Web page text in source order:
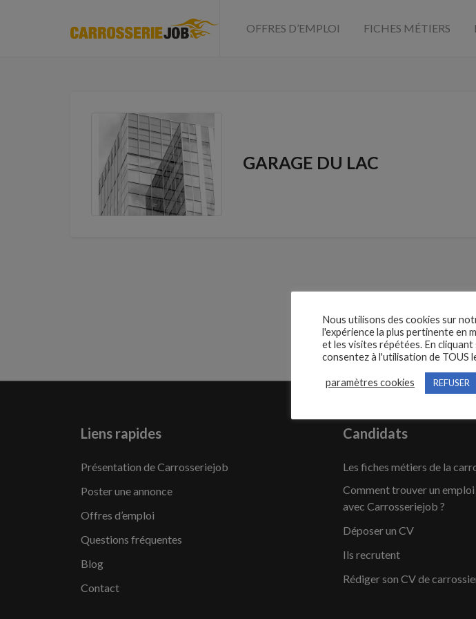
OFFRES D’EMPLOI FICHES MÉTIERS
GARAGE DU LAC
Liens rapides
Présentation de Carrosseriejob
Poster une annonce
Offres d’emploi
Questions fréquentes
Blog
Contact
Candidats
Les fiches métiers de la
Comment trouver un
avec Carrosseriejob ?
Déposer un CV
Ils recrutent
Rédiger son CV de
Nous utilisons des cookies sur
l'expérience la plus pertinente en
et les visites répétées. En cliquant
consentez à l'utilisation de TOUS
paramètres cookies REFUSER